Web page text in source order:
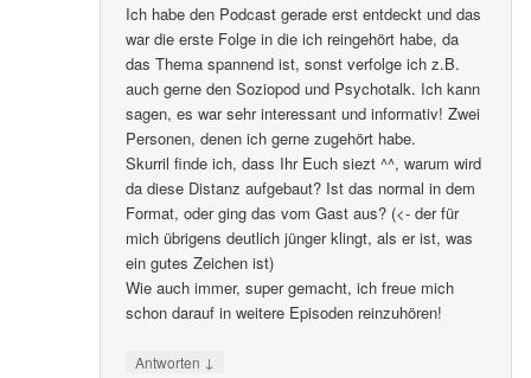
Ich habe den Podcast gerade erst entdeckt und das
war die erste Folge in die ich reingehört habe, da
das Thema spannend ist, sonst verfolge ich z.B.
auch gerne den Soziopod und Psychotalk. Ich kann
sagen, es war sehr interessant und informativ! Zwei
Personen, denen ich gerne zugehört habe.
Skurril finde ich, dass Ihr Euch siezt ^^, warum wird
da diese Distanz aufgebaut? Ist das normal in dem
Format, oder ging das vom Gast aus? (<- der für
mich übrigens deutlich jünger klingt, als er ist, was
ein gutes Zeichen ist)
Wie auch immer, super gemacht, ich freue mich
schon darauf in weitere Episoden reinzuhören!
Antworten ↓